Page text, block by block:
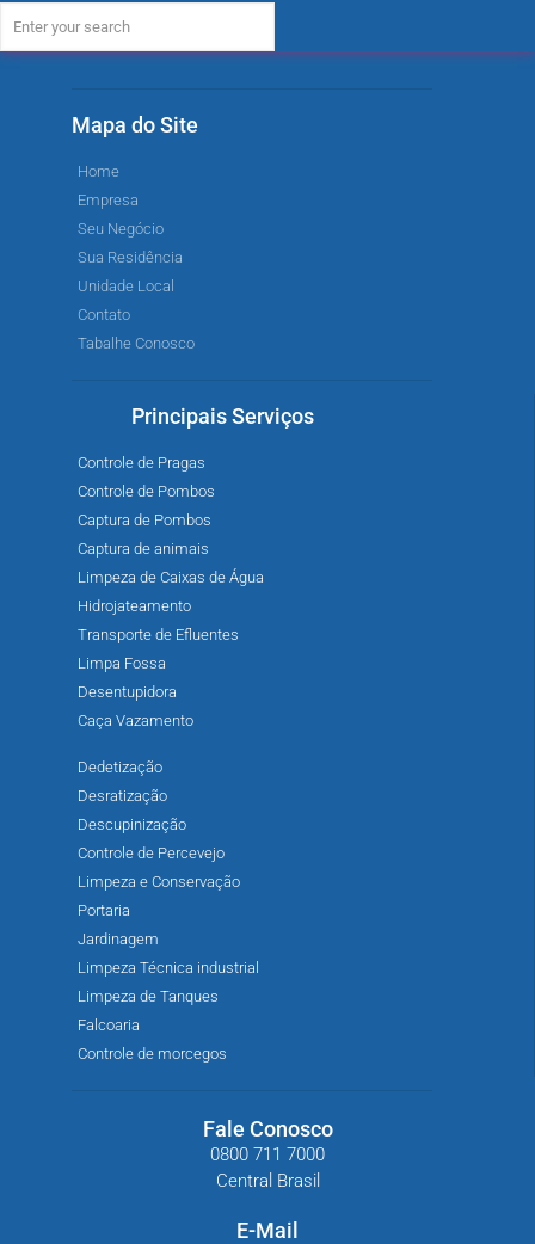
Mapa do Site
Home
Empresa
Seu Negócio
Sua Residência
Unidade Local
Contato
Tabalhe Conosco
Principais Serviços
Controle de Pragas
Controle de Pombos
Captura de Pombos
Captura de animais
Limpeza de Caixas de Água
Hidrojateamento
Transporte de Efluentes
Limpa Fossa
Desentupidora
Caça Vazamento
Dedetização
Desratização
Descupinização
Controle de Percevejo
Limpeza e Conservação
Portaria
Jardinagem
Limpeza Técnica industrial
Limpeza de Tanques
Falcoaria
Controle de morcegos
Fale Conosco
0800 711 7000
Central Brasil
E-Mail